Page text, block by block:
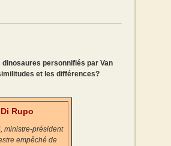
personnifiés par Van
et les différences?
Rupo
ministre-président
empêché de